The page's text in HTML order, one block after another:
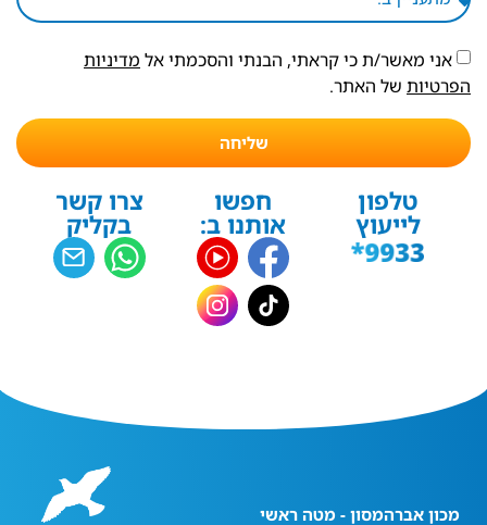
אני מאשר/ת כי קראתי, הבנתי והסכמתי אל מדיניות
הפרטיות של האתר.
שליחה
טלפון
לייעוץ
חפשו
אותנו ב:
צרו קשר
בקליק
מכון אברהמסון - מטה ראשי